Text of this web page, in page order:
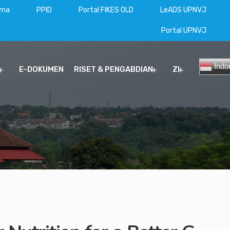
PPID Portal FIKES OLD LeADS UPNVJ
Portal UPNVJ
E-DOKUMEN RISET & PENGABDIAN ZI